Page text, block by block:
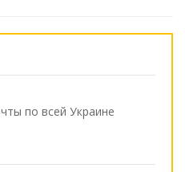
по всей Украине